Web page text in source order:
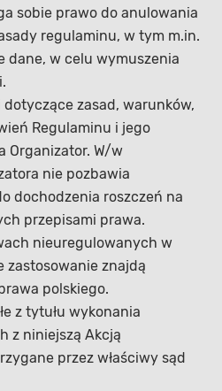
sobie prawo do anulowania
regulaminu, w tym m.in.
dane, w celu wymuszenia
zasad, warunków,
Regulaminu i jego
Organizator. W/w
nie pozbawia
dochodzenia roszczeń na
przepisami prawa.
nieuregulowanych w
zastosowanie znajdą
polskiego.
z tytułu wykonania
z niniejszą Akcją
przez właściwy sąd